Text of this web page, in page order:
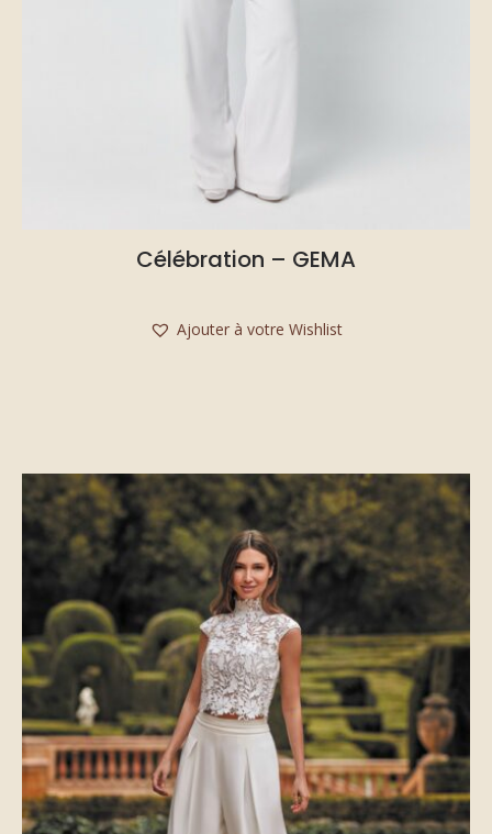
Célébration – GEMA
Ajouter à votre Wishlist